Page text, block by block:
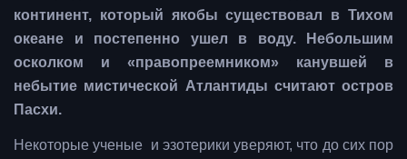
континент, который якобы существовал в Тихом
океане и постепенно ушел в воду. Небольшим
осколком и «правопреемником» канувшей в
небытие мистической Атлантиды считают остров
Пасхи.
Некоторые ученые и эзотерики уверяют, что до сих пор